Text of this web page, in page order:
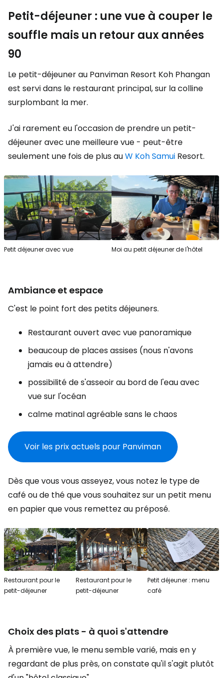
Petit-déjeuner : une vue à couper le
souffle mais un retour aux années
90
Le petit-déjeuner au Panviman Resort Koh Phangan
est servi dans le restaurant principal, sur la colline
surplombant la mer.
J'ai rarement eu l'occasion de prendre un petit-
déjeuner avec une meilleure vue - peut-être
seulement une fois de plus auW Koh Samui Resort.
Petit déjeuner avec vue Moi au petit déjeuner de l'hôtel
Ambiance et espace
C'est le point fort des petits déjeuners.
Restaurant ouvert avec vue panoramique
beaucoup de places assises (nous n'avons
jamais eu à attendre)
possibilité de s'asseoir au bord de l'eau avec
vue sur l'océan
calme matinal agréable sans le chaos
Voir les prix actuels pour Panviman
Dès que vous vous asseyez, vous notez le type de
café ou de thé que vous souhaitez sur un petit menu
en papier que vous remettez au préposé.
Restaurant pour le
petit-déjeuner
Restaurant pour le
petit-déjeuner
Petit déjeuner : menu
café
Choix des plats - à quoi s'attendre
À première vue, le menu semble varié, mais en y
regardant de plus près, on constate qu'il s'agit plutôt